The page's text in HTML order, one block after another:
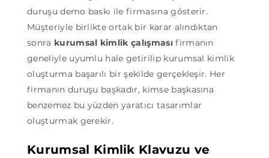
duruşu demo baskı ile firmasına gösterir.
Müşteriyle birlikte ortak bir karar alındıktan
sonra kurumsal kimlik çalışmasıfirmanın
geneliyle uyumlu hale getirilip kurumsal kimlik
oluşturma başarılı bir şekilde gerçekleşir. Her
firmanın duruşu başkadır, kimse başkasına
benzemez bu yüzden yaratıcı tasarımlar
oluşturmak gerekir.
Kurumsal Kimlik Klavuzu ve